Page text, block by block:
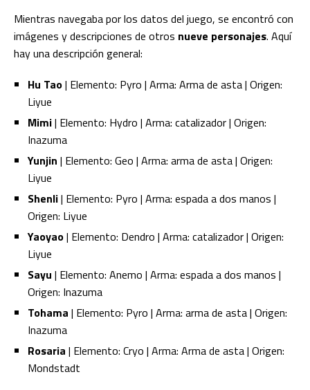
Mientras navegaba por los datos del juego, se encontró con
imágenes y descripciones de otros nueve personajes. Aquí
hay una descripción general:
Hu Tao| Elemento: Pyro | Arma: Arma de asta | Origen:
Liyue
Mimi| Elemento: Hydro | Arma: catalizador | Origen:
Inazuma
Yunjin | Elemento: Geo | Arma: arma de asta | Origen:
Liyue
Shenli| Elemento: Pyro | Arma: espada a dos manos |
Origen: Liyue
Yaoyao| Elemento: Dendro | Arma: catalizador | Origen:
Liyue
Sayu | Elemento: Anemo | Arma: espada a dos manos |
Origen: Inazuma
Tohama | Elemento: Pyro | Arma: arma de asta | Origen:
Inazuma
Rosaria | Elemento: Cryo | Arma: Arma de asta | Origen:
Mondstadt